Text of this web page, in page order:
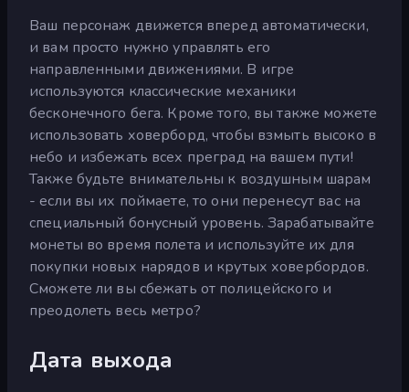
Ваш персонаж движется вперед автоматически,
и вам просто нужно управлять его
направленными движениями. В игре
используются классические механики
бесконечного бега. Кроме того, вы также можете
использовать ховерборд, чтобы взмыть высоко в
небо и избежать всех преград на вашем пути!
Также будьте внимательны к воздушным шарам
- если вы их поймаете, то они перенесут вас на
специальный бонусный уровень. Зарабатывайте
монеты во время полета и используйте их для
покупки новых нарядов и крутых ховербордов.
Сможете ли вы сбежать от полицейского и
преодолеть весь метро?
Дата выхода